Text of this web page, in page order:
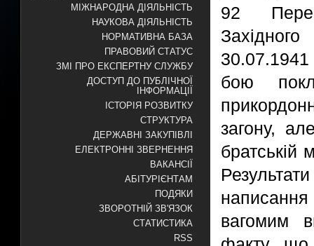
МІЖНАРОДНА ДІЯЛЬНІСТЬ
НАУКОВА ДІЯЛЬНІСТЬ
НОРМАТИВНА БАЗА
ПРАВОВИЙ СТАТУС
ЗМІ ПРО ЕКСПЕРТНУ СЛУЖБУ
ДОСТУП ДО ПУБЛІЧНОЇ
ІНФОРМАЦІЇ
ІСТОРІЯ РОЗВИТКУ
СТРУКТУРА
ДЕРЖАВНІ ЗАКУПІВЛІ
ЕЛЕКТРОННІ ЗВЕРНЕННЯ
ВАКАНСІЇ
АБІТУРІЄНТАМ
ПОДЯКИ
ЗВОРОТНІЙ ЗВ'ЯЗОК
СТАТИСТИКА
RSS
92
бою
загону,
братській
написання
вагомим